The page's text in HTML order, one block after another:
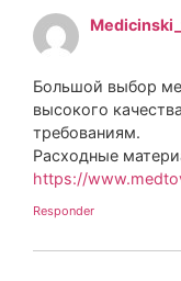
Большой выбор
высокого
требованиям.
Расходные
https://
Responder